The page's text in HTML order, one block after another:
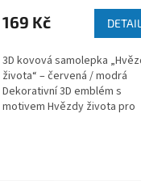
169 Kč DETAIL
3D kovová samolepka
života“ – červená / modrá
Dekorativní 3D emblém s
motivem Hvězdy života pro